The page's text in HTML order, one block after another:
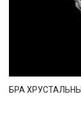
БРА ХРУСТАЛЬНЫЕ